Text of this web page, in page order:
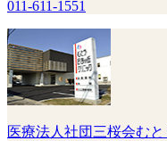
011-611-1551
医療法人社団三桜会む